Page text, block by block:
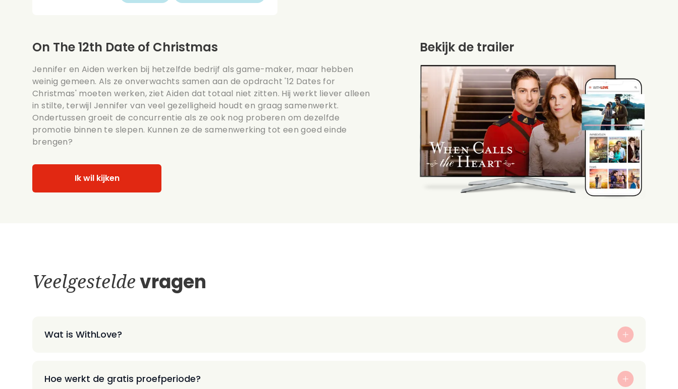
On The 12th Date of Christmas
Jennifer en Aiden werken bij hetzelfde bedrijf als game-maker, maar hebben
weinig gemeen. Als ze onverwachts samen aan de opdracht '12 Dates for
Christmas' moeten werken, ziet Aiden dat totaal niet zitten. Hij werkt liever alleen
in stilte, terwijl Jennifer van veel gezelligheid houdt en graag samenwerkt.
Ondertussen groeit de concurrentie als ze ook nog proberen om dezelfde
promotie binnen te slepen. Kunnen ze de samenwerking tot een goed einde
brengen?
Ik wil kijken
Bekijk de trailer
Veelgesteldevragen
Wat is WithLove?
Hoe werkt de gratis proefperiode?